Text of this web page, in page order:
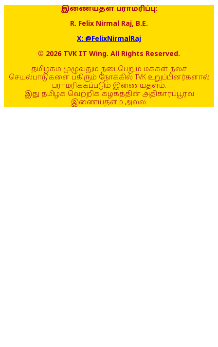
இணையதள பராமரிப்பு:
R. Felix Nirmal Raj, B.E.
X: @FelixNirmalRaj
© 2026 TVK IT Wing. All Rights Reserved.
தமிழகம் முழுவதும் நடைபெறும் மக்கள் நலச்
செயல்பாடுகளை பகிரும் நோக்கில் TVK உறுப்பினர்களால்
பராமரிக்கப்படும் இணையதளம்.
இது தமிழக வெற்றிக் கழகத்தின் அதிகாரப்பூர்வ
இணையதளம் அல்ல.